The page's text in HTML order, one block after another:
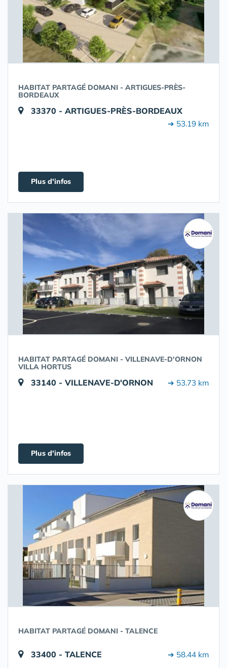
HABITAT PARTAGÉ DOMANI - ARTIGUES-PRÈS-
BORDEAUX
33370 - ARTIGUES-PRÈS-BORDEAUX
➔ 53.19 km
Plus d'infos
HABITAT PARTAGÉ DOMANI - VILLENAVE-D'ORNON
VILLA HORTUS
33140 - VILLENAVE-D'ORNON ➔ 53.73 km
Plus d'infos
HABITAT PARTAGÉ DOMANI - TALENCE
33400 - TALENCE ➔ 58.44 km